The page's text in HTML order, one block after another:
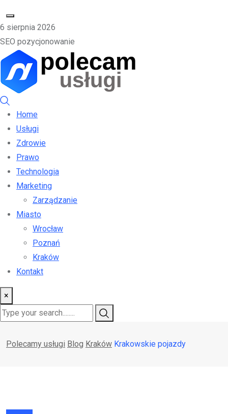
6 sierpnia 2026
SEO pozycjonowanie
Home
Usługi
Zdrowie
Prawo
Technologia
Marketing
Zarządzanie
Miasto
Wrocław
Poznań
Kraków
Kontakt
×
Polecamy usługi Blog Kraków Krakowskie pojazdy